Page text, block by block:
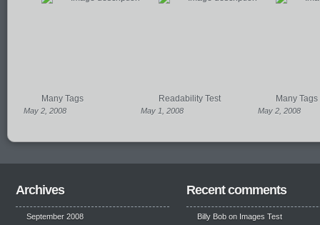
Many Tags
May 2, 2008
Readability Test
May 1, 2008
Many Tags
May 2, 2008
Archives
September 2008
Recent comments
Billy Bob on Images Test